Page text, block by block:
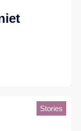
Stories